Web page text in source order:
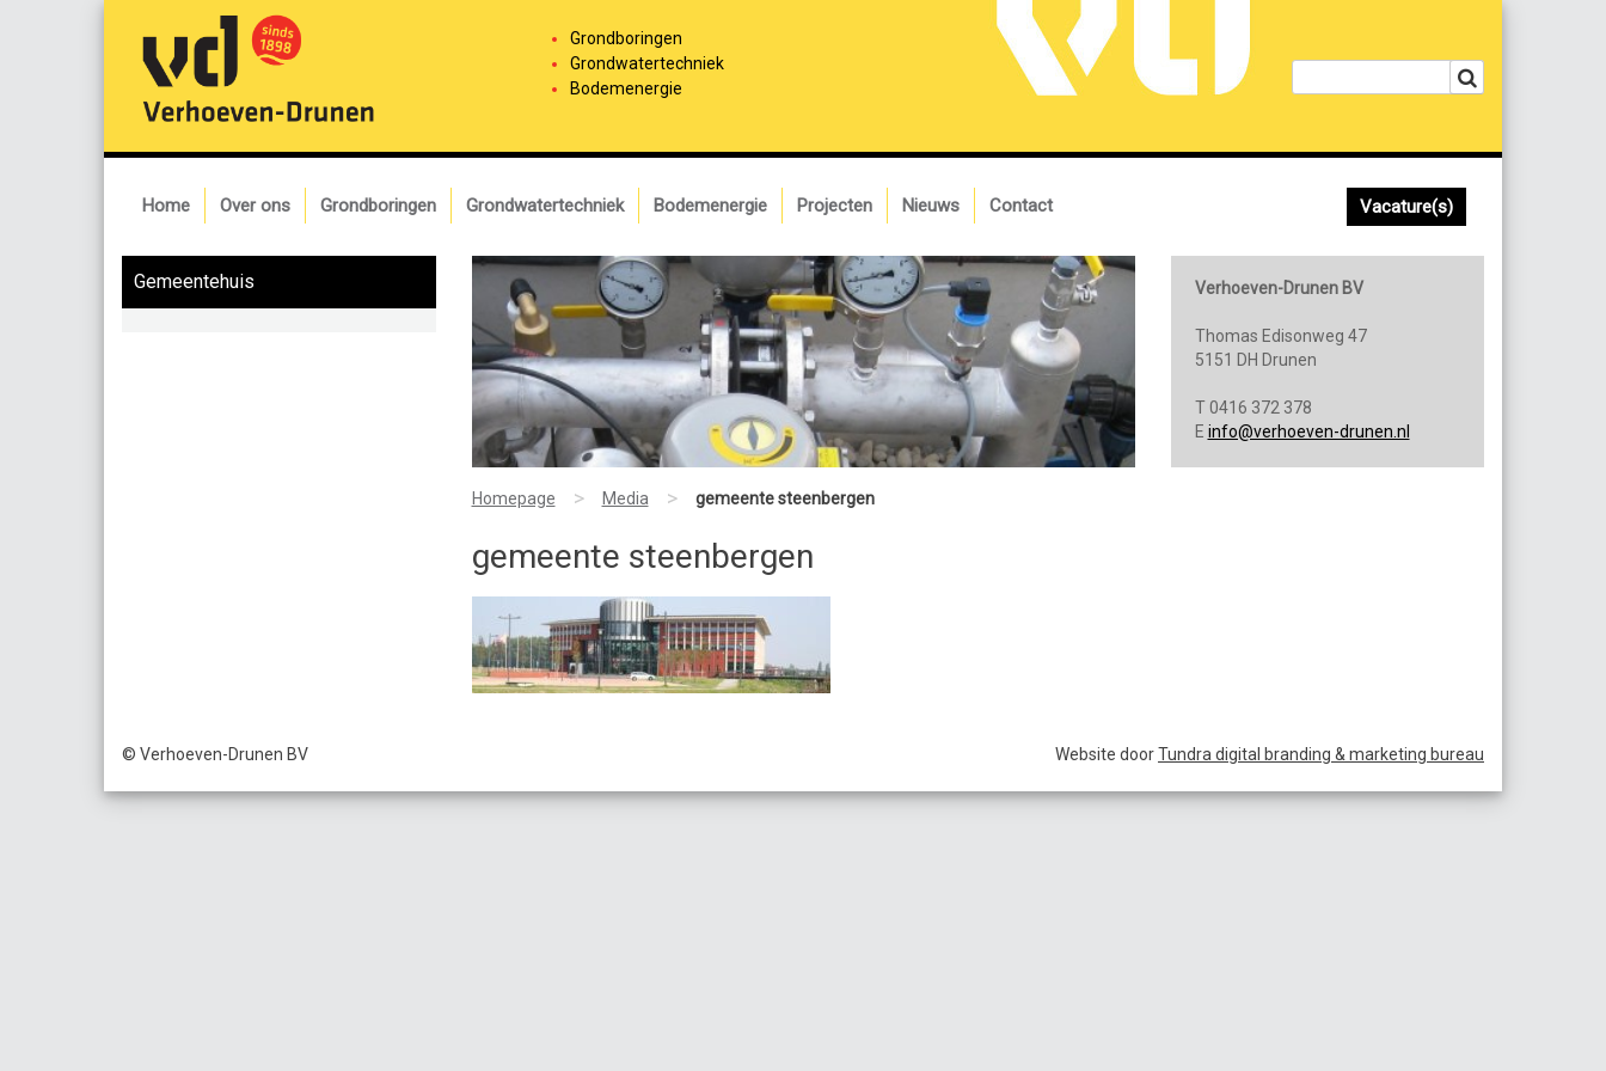
Grondboringen
Grondwatertechniek
Bodemenergie
Home Over ons Grondboringen Grondwatertechniek Bodemenergie Projecten Nieuws Contact Vacature(s)
Gemeentehuis
Homepage > Media > gemeente steenbergen
gemeente steenbergen
Verhoeven-Drunen BV
Thomas Edisonweg 47
5151 DH Drunen
T 0416 372 378
E info@verhoeven-drunen.nl
© Verhoeven-Drunen BV Website doorTundra digital branding & marketing bureau